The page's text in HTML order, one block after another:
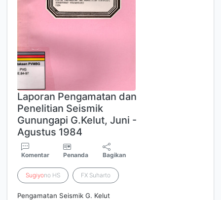
Laporan Pengamatan dan
Penelitian Seismik
Gunungapi G.Kelut, Juni -
Agustus 1984
Komentar Penanda Bagikan
Sugiyono HS FX Suharto
Pengamatan Seismik G. Kelut